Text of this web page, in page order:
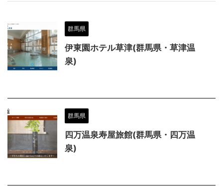
群馬県
伊東園ホテル草津(群馬県・草津温
泉)
群馬県
四万温泉寿屋旅館(群馬県・四万温
泉)